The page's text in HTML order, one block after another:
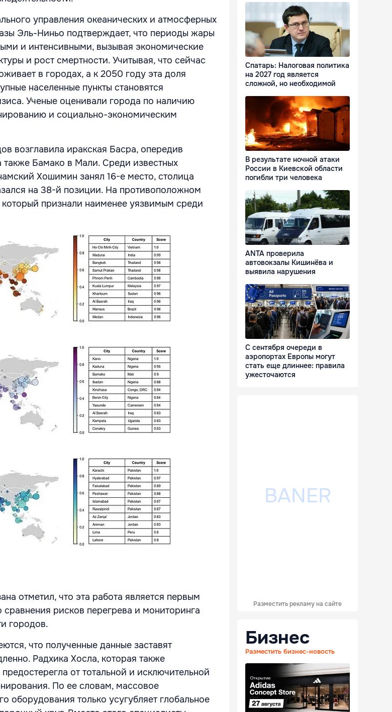
управления океанических и атмосферных
Эль-Ниньо подтверждает, что периоды жары
и интенсивными, вызывая экономические
и рост смертности. Учитывая, что сейчас
в городах, а к 2050 году эта доля
населенные пункты становятся
Ученые оценивали города по наличию
и социально-экономическим
возглавила иракская Басра, опередив
Бамако в Мали. Среди известных
Хошимин занял 16-е место, столица
на 38-й позиции. На противоположном
который признали наименее уязвимым среди
отметил, что эта работа является первым
рисков перегрева и мониторинга
городов.
что полученные данные заставят
Радхика Хосла, которая также
от тотальной и исключительной
По ее словам, массовое
оборудования только усугубляет глобальное
Спатарь: Налоговая политика
на 2027 год является
сложной, но необходимой
В результате ночной атаки
России в Киевской области
погибли три человека
ANTA проверила
автовокзалы Кишинёва и
выявила нарушения
С сентября очереди в
аэропортах Европы могут
стать еще длиннее: правила
ужесточаются
Разместить рекламу на сайте
Бизнес
Разместить бизнес-новость